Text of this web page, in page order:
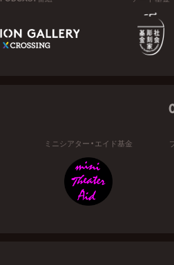
ミニシアター・エイド基金